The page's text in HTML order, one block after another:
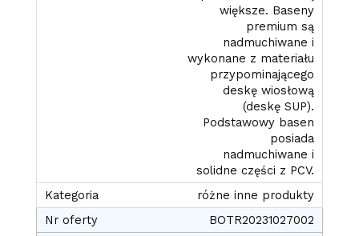
większe. Baseny
premium są
nadmuchiwane i
wykonane z materiału
przypominającego
deskę wiosłową
(deskę SUP).
Podstawowy basen
posiada
nadmuchiwane i
solidne części z PCV.
różne inne produkty
BOTR20231027002